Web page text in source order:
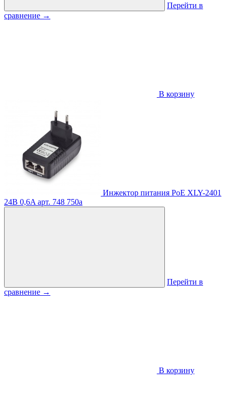
Перейти в
сравнение →
В корзину
Инжектор питания PoE XLY-2401
24В 0,6A арт. 748 750a
Перейти в
сравнение →
В корзину